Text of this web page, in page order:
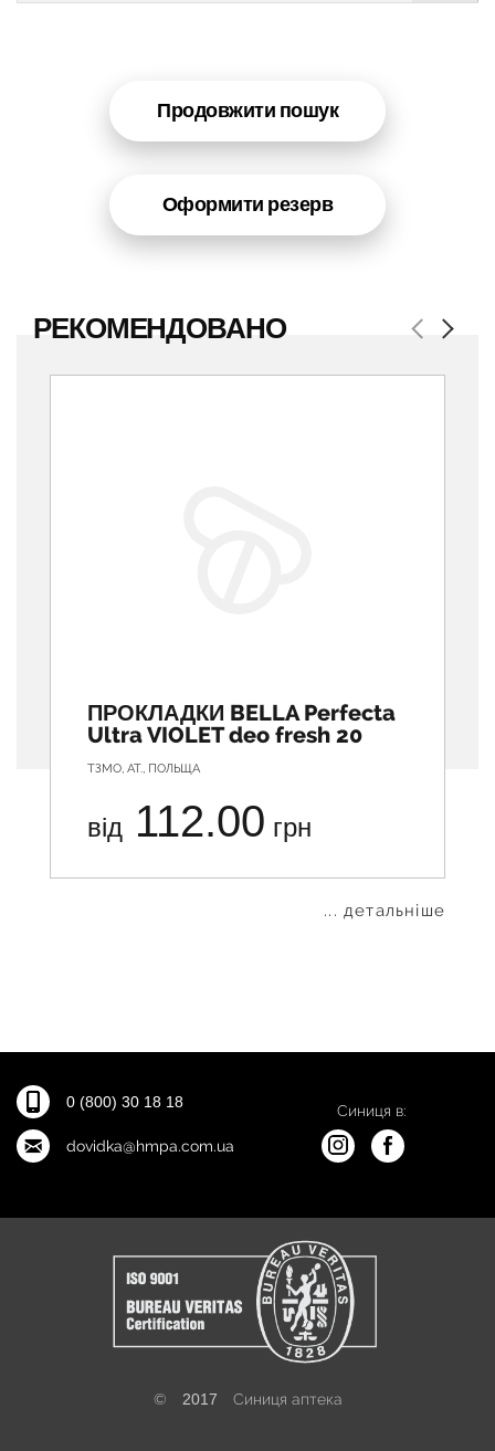
Продовжити пошук
Оформити резерв
РЕКОМЕНДОВАНО Previous
ПРОКЛАДКИ BELLA Perfecta
Ultra VIOLET deo fresh 20
ТЗМО, АТ., ПОЛЬЩА
від 112.00 грн
... детальніше
Next
0 (800) 30 18 18
dovidka@hmpa.com.ua
Синиця в:
© 2017 Синиця аптека